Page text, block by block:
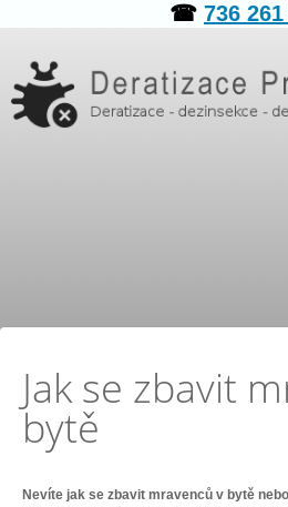
☎ 736
Jak se zbavit
bytě
Nevíte jak se zbavit mravenců v bytě